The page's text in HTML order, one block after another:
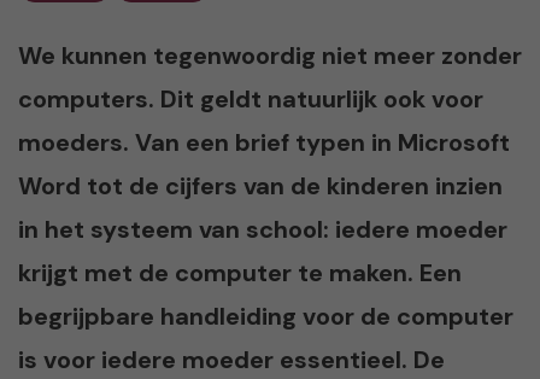
We kunnen tegenwoordig niet meer zonder
computers. Dit geldt natuurlijk ook voor
moeders. Van een brief typen in Microsoft
Word tot de cijfers van de kinderen inzien
in het systeem van school: iedere moeder
krijgt met de computer te maken. Een
begrijpbare handleiding voor de computer
is voor iedere moeder essentieel. De